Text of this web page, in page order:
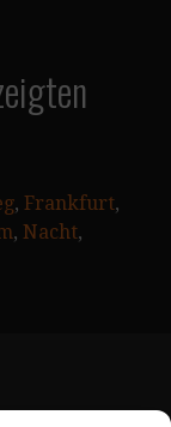
, Frankfurt
, Nacht